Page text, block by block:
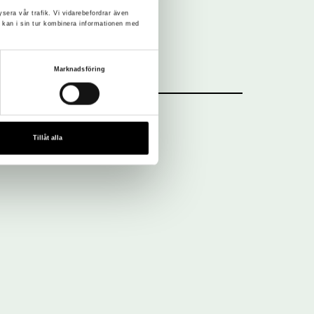
vår trafik. Vi vidarebefordrar även
i sin tur kombinera informationen med
Marknadsföring
Tillåt alla